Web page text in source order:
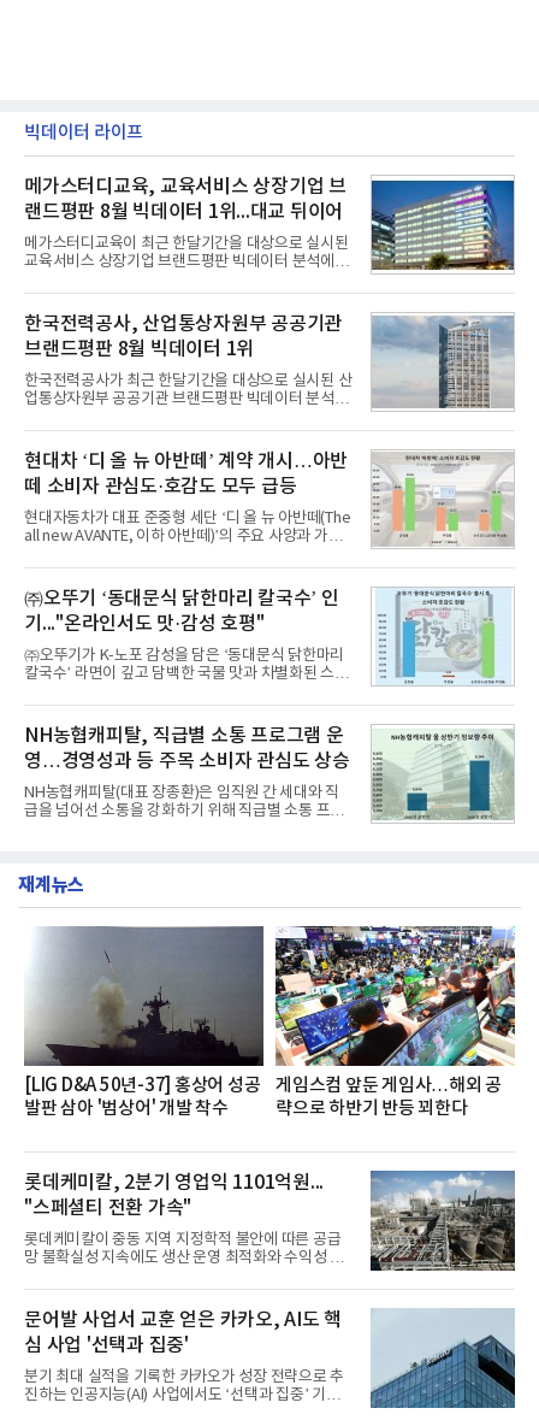
빅데이터 라이프
메가스터디교육, 교육서비스 상장기업 브
랜드평판 8월 빅데이터 1위...대교 뒤이어
메가스터디교육이 최근 한달기간을 대상으로 실시된
교육서비스 상장기업 브랜드평판 빅데이터 분석에서
일 한국기업평판연구소(소장 구창환)는 국내 교육서
비스 상장기업 브랜드를 대상으로 지난 7월 7일부터
8월 7일까지 수집된 소비자 빅데이터 10,074,233건
을 분석한 결과, 메가스터디교육이 브랜드평판지수
1,710,926을 기록하며 8월 1위에 올랐다고 밝혔다.
분석에 활용된 빅데이터는 지난 7월(9,491,206건) 대
비 6.14% 증가한 수치로, 교육서비스 상장기업 브랜
디교육, 대교, 디지
한국전력공사, 산업통상자원부 공공기관
브랜드평판 8월 빅데이터 1위
한국전력공사가 최근 한달기간을 대상으로 실시된 산
업통상자원부 공공기관 브랜드평판 빅데이터 분석에
이 순으로 뒤를 이었다.7일 한국기업평판연구소(소장
구창환)는 산업통상자원부 공공기관 41개 브랜드를
대상으로 지난 7월 7일부터 8월 7일까지 수집된 소비
자 빅데이터 91,102,549건을 분석한 결과, 한국전력
공사가 브랜드평판지수 10,670,633을 기록하며 8월
1위에 올랐다고 밝혔다. 분석에 활용된 빅데이터는 지
난 7월(88,893,823건) 대비 2.48% 증가한 수치다.연
수력원자력, 한국석
현대차 ‘디 올 뉴 아반떼’ 계약 개시…아반
떼 소비자 관심도·호감도 모두 급등
현대자동차가 대표 준중형 세단 ‘디 올 뉴 아반떼(The
all new AVANTE, 이하 아반떼)’의 주요 사양과 가격
떼는 6년 만에 선보이는 8세대 완전변경 모델로, ▲정
교한 선과 면을 중심으로 완성한 파격적인 디자인 ▲
과거 중형 세단 수준으로 확대된 차체 제원 ▲글로벌
최고 수준의 안전성 ▲성능과 효율을 동시에 높인 주
행 완성도 ▲첨단 편의 및 디지털 사양 적용 등을 통해
글로벌 준중형 세단의 새로운 기준을 세웠다.아반떼
는 가솔린 2.0과 1.6 하이브리드 두 가지 파워트레인
넘
㈜오뚜기 ‘동대문식 닭한마리 칼국수’ 인
기..."온라인서도 맛·감성 호평"
㈜오뚜기가 K-노포 감성을 담은 ‘동대문식 닭한마리
칼국수’ 라면이 깊고 담백한 국물 맛과 차별화된 스토
혔다.‘동대문식 닭한마리 칼국수’는 예상을 뛰어넘는
소비자 호응에 힘입어 지난 7월 13일 첫 선을 보인 지
단 18일 만에 누적 판매량 50만 개를 돌파하는 성과를
거두었다.이번 신제품은 개발진이 전국의 닭한마리
전문점을 직접 찾아 다니며 최적의 육수 비율을 완성
했다. 자극적이지 않으면서도 깊은 닭육수에 마늘의
개운한 풍미를 더했으며, 국물이 잘 배어들면서도 쫄
서도
NH농협캐피탈, 직급별 소통 프로그램 운
영…경영성과 등 주목 소비자 관심도 상승
NH농협캐피탈(대표 장종환)은 임직원 간 세대와 직
급을 넘어선 소통을 강화하기 위해 직급별 소통 프로
영지원부 홍보팀과 2026년 새로이(e)＊가 공동 주관
쳐 진행됐다.참고로 새로이(e)는 NH농협캐피탈 MZ
세대들로(과장~계장) 구성된 자율 참여조직으로, 조
직문화 혁신과 업무 효율성 향상을 위한 다양한 활동
을 추진하며,새로운 변화와 이로운 영향력을 조직전
반에 전파하는 역할
재계뉴스
[LIG D&A 50년-37] 홍상어 성공
발판 삼아 '범상어' 개발 착수
게임스컴 앞둔 게임사…해외 공
략으로 하반기 반등 꾀한다
롯데케미칼, 2분기 영업익 1101억원...
"스페셜티 전환 가속"
롯데케미칼이 중동 지역 지정학적 불안에 따른 공급
망 불확실성 지속에도 생산 운영 최적화와 수익성 중
어갔다.롯데케미칼이 2026년 2분기 연결 기준 매출
액 5조6864억원, 영업이익 1101억원을 기록했다고 7
일 밝혔다. 사업별로는 기초화학 부문(롯데케미칼 기
초소재사업·LC타이탄·LC USA·롯데대산석화)이 매
출 3조9403억원, 영업이익 23억원을 기록했다. 정기
보수 영향과 원료 가격 변동에 따른 래깅 효과로 전분
기 대비 수익성은 둔화됐지만 흑자 전환 흐름을 유지
문어발 사업서 교훈 얻은 카카오, AI도 핵
심 사업 '선택과 집중'
분기 최대 실적을 기록한 카카오가 성장 전략으로 추
진하는 인공지능(AI) 사업에서도 ‘선택과 집중’ 기조